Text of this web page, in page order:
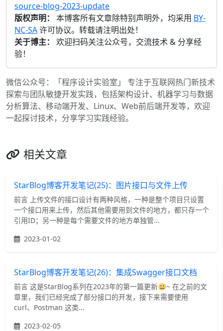
source-blog-2023-update
版权声明：
本博客所有文章除特别声明外，均采用 BY-
NC-SA许可协议。转载请注明出处！
关于博主：
欢迎扫码关注公众号，交流技术 & 分享经
验！
微信公众号：「程序设计实验室」 专注于互联网热门新技术
探索与团队敏捷开发实践，包括架构设计、机器学习与数据
分析算法、移动端开发、Linux、Web前后端开发等，欢迎
一起探讨技术，分享学习实践经验。
相关文章
StarBlog博客开发笔记(25)：图片接口与文件上传
前言 上传文件的接口设计有两种风格，一种是整个项目只设置
一个接口用来上传，然后其他需要用到文件的地方，都只存一个
引用ID；另一种是每个需要文件的地方单独管...
2023-01-02
StarBlog博客开发笔记(26)：集成Swagger接口文档
前言 这是StarBlog系列在2023年的第一篇更新😃~ 在之前的文
章里，我们已经完成了部分接口的开发，接下来需要使用
curl、Postman 这类...
2023-02-05